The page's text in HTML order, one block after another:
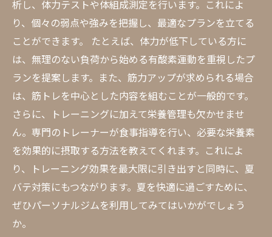
析し、体力テストや体組成測定を行います。これによ
り、個々の弱点や強みを把握し、最適なプランを立てる
ことができます。 たとえば、体力が低下している方に
は、無理のない負荷から始める有酸素運動を重視したプ
ランを提案します。また、筋力アップが求められる場合
は、筋トレを中心とした内容を組むことが一般的です。
さらに、トレーニングに加えて栄養管理も欠かせませ
ん。専門のトレーナーが食事指導を行い、必要な栄養素
を効果的に摂取する方法を教えてくれます。これによ
り、トレーニング効果を最大限に引き出すと同時に、夏
バテ対策にもつながります。夏を快適に過ごすために、
ぜひパーソナルジムを利用してみてはいかがでしょう
か。